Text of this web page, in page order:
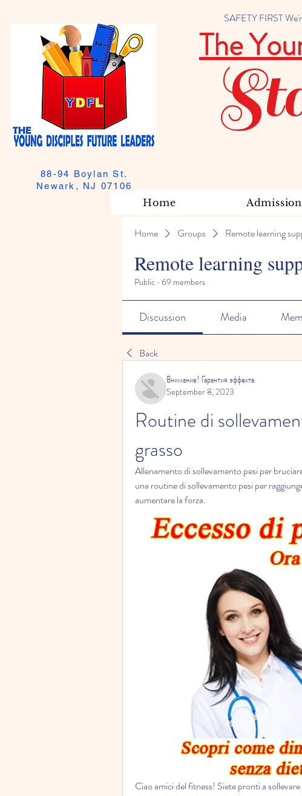
SAFETY FIRST
88-94 Boylan St.
Newark, NJ 07106
The
Home
Home Groups Remote learning
Remote learning
Public · 69 members
Discussion Media
Back
Внимание! Гарантия эффекта
September 8, 2023
Routine di
grasso
Allenamento di sollevamento pesi per
una routine di sollevamento pesi per
aumentare la forza.
Ciao amici del fitness! Siete pronti a